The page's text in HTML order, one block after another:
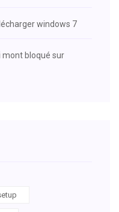
windows 7
mont bloqué sur